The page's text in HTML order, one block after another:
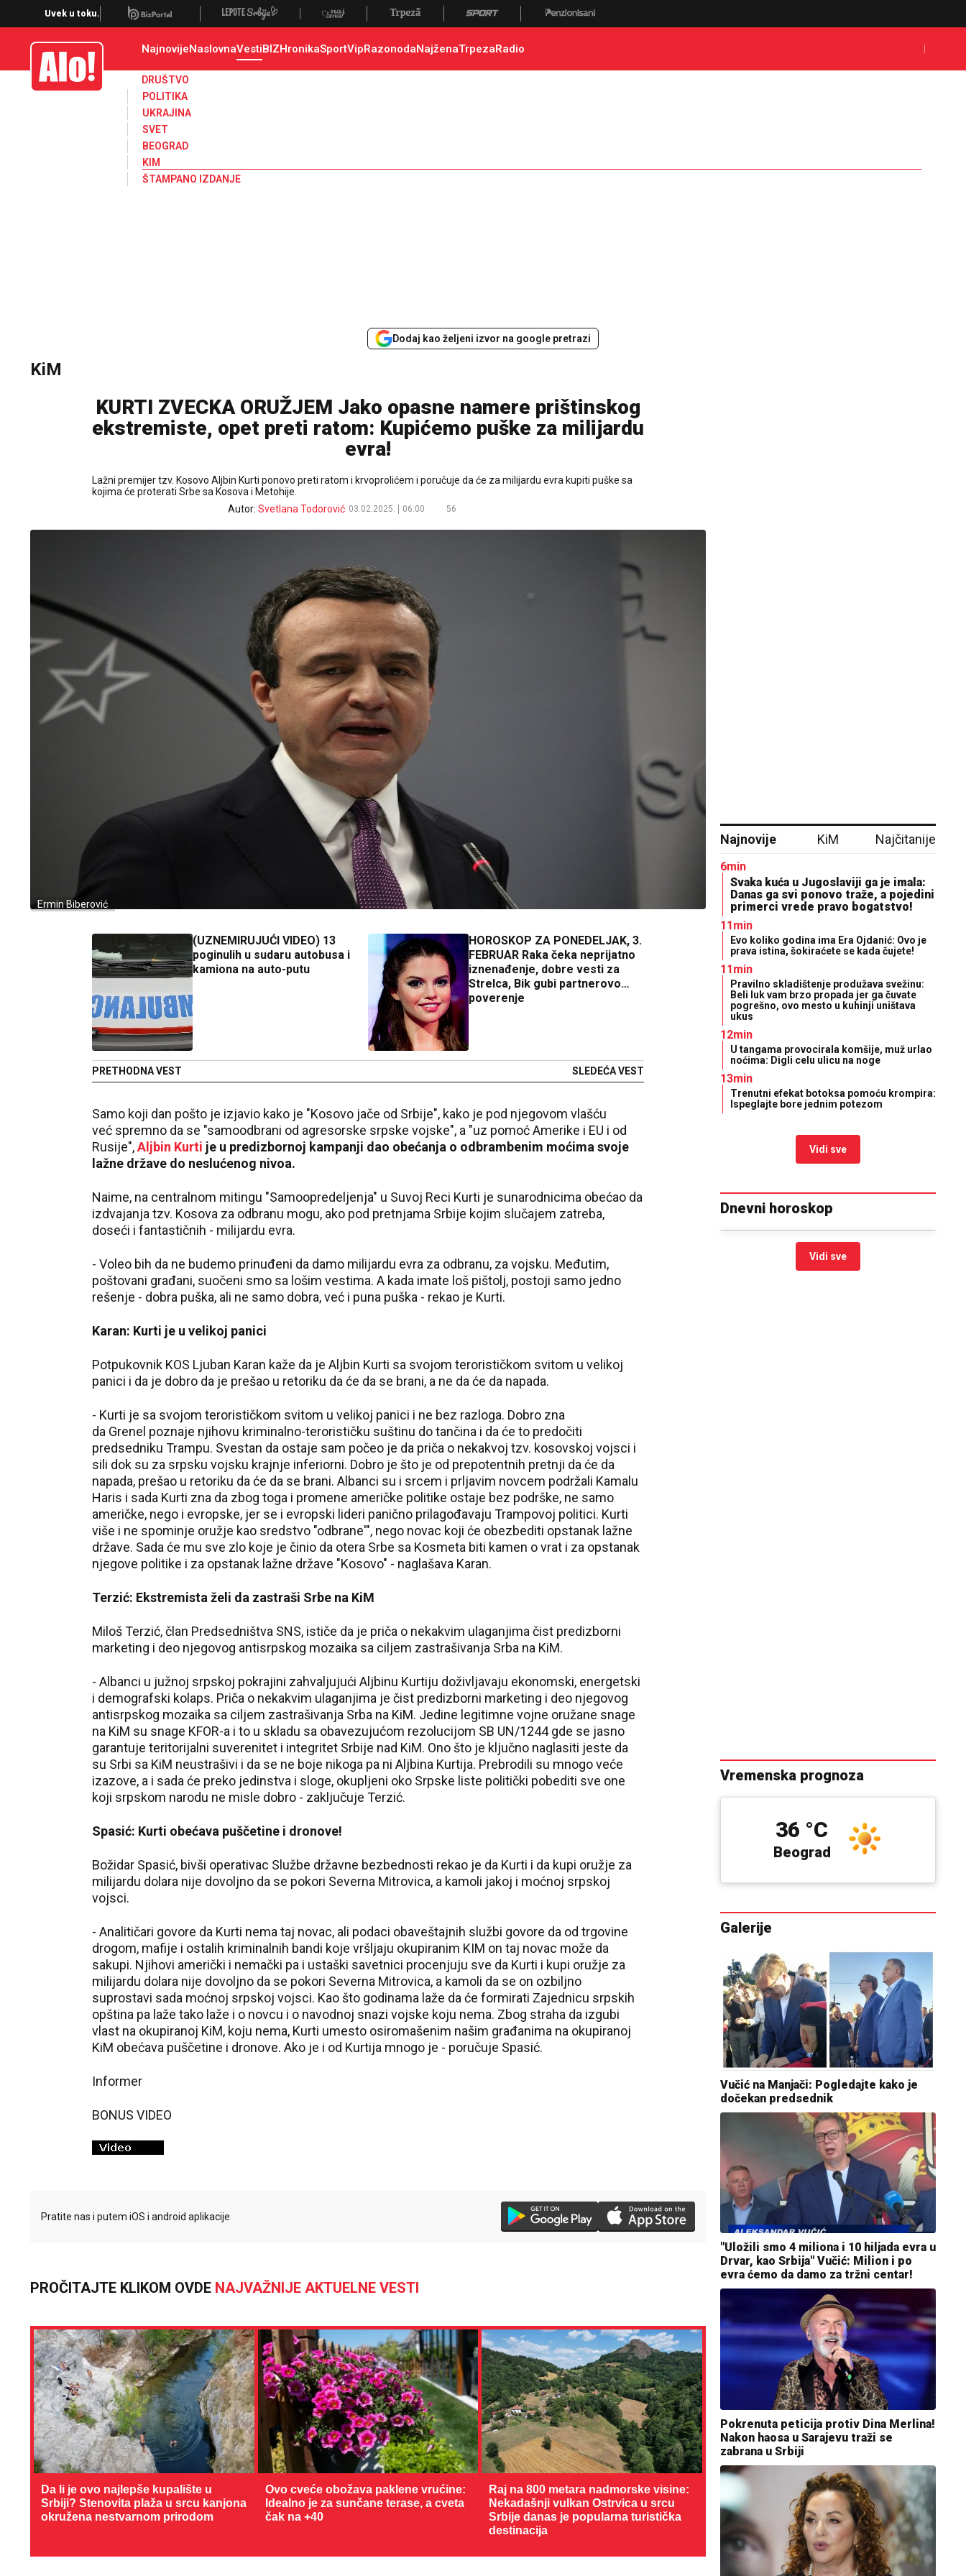
Kosovo i Metohija, KiM, kosovo, srbi na kosovu, priština, albanci, zajednica srpskih opština, sever kosova, jug kosova, ibar
Uvek u toku.
Alo NajnovijeNaslovnaVestiBIZHronikaSportVipRazonodaNajženaTrpezaRadio
DRUŠTVO
POLITIKA
UKRAJINA
SVET
BEOGRAD
KIM
ŠTAMPANO IZDANJE
Dodaj kao željeni izvor na google pretrazi
KiM
KURTI ZVECKA ORUŽJEM Jako opasne namere prištinskog
ekstremiste, opet preti ratom: Kupićemo puške za milijardu
evra!
Lažni premijer tzv. Kosovo Aljbin Kurti ponovo preti ratom i krvoprolićem i poručuje da će za milijardu evra kupiti puške sa
kojima će proterati Srbe sa Kosova i Metohije.
Autor: Svetlana Todorović 03.02.2025. 06:00 56
Ermin Biberović
(UZNEMIRUJUĆI VIDEO) 13
poginulih u sudaru autobusa i
kamiona na auto-putu
PRETHODNA VEST
HOROSKOP ZA PONEDELJAK, 3.
FEBRUAR Raka čeka neprijatno
iznenađenje, dobre vesti za
Strelca, Bik gubi partnerovo
poverenje
SLEDEĆA VEST
Samo koji dan pošto je izjavio kako je "Kosovo jače od Srbije", kako je pod njegovom vlašću
već spremno da se "samoodbrani od agresorske srpske vojske", a "uz pomoć Amerike i EU i od
Rusije",Aljbin Kurti je u predizbornoj kampanji dao obećanja o odbrambenim moćima svoje
lažne države do neslućenog nivoa.
Naime, na centralnom mitingu "Samoopredeljenja" u Suvoj Reci Kurti je sunarodnicima obećao da
izdvajanja tzv. Kosova za odbranu mogu, ako pod pretnjama Srbije kojim slučajem zatreba,
doseći i fantastičnih - milijardu evra.
- Voleo bih da ne budemo prinuđeni da damo milijardu evra za odbranu, za vojsku. Međutim,
poštovani građani, suočeni smo sa lošim vestima. A kada imate loš pištolj, postoji samo jedno
rešenje - dobra puška, ali ne samo dobra, već i puna puška - rekao je Kurti.
Karan: Kurti je u velikoj panici
Potpukovnik KOS Ljuban Karan kaže da je Aljbin Kurti sa svojom terorističkom svitom u velikoj
panici i da je dobro da je prešao u retoriku da će da se brani, a ne da će da napada.
- Kurti je sa svojom terorističkom svitom u velikoj panici i ne bez razloga. Dobro zna
da Grenel poznaje njihovu kriminalno-terorističku suštinu do tančina i da će to predočiti
predsedniku Trampu. Svestan da ostaje sam počeo je da priča o nekakvoj tzv. kosovskoj vojsci i
sili dok su za srpsku vojsku krajnje inferiorni. Dobro je što je od prepotentnih pretnji da će da
napada, prešao u retoriku da će da se brani. Albanci su i srcem i prljavim novcem podržali Kamalu
Haris i sada Kurti zna da zbog toga i promene američke politike ostaje bez podrške, ne samo
američke, nego i evropske, jer se i evropski lideri panično prilagođavaju Trampovoj politici. Kurti
više i ne spominje oružje kao sredstvo "odbrane'", nego novac koji će obezbediti opstanak lažne
države. Sada će mu sve zlo koje je činio da otera Srbe sa Kosmeta biti kamen o vrat i za opstanak
njegove politike i za opstanak lažne države "Kosovo" - naglašava Karan.
Terzić: Ekstremista želi da zastraši Srbe na KiM
Miloš Terzić, član Predsedništva SNS, ističe da je priča o nekakvim ulaganjima čist predizborni
marketing i deo njegovog antisrpskog mozaika sa ciljem zastrašivanja Srba na KiM.
- Albanci u južnoj srpskoj pokrajini zahvaljujući Aljbinu Kurtiju doživljavaju ekonomski, energetski
i demografski kolaps. Priča o nekakvim ulaganjima je čist predizborni marketing i deo njegovog
antisrpskog mozaika sa ciljem zastrašivanja Srba na KiM. Jedine legitimne vojne oružane snage
na KiM su snage KFOR-a i to u skladu sa obavezujućom rezolucijom SB UN/1244 gde se jasno
garantuje teritorijalni suverenitet i integritet Srbije nad KiM. Ono što je ključno naglasiti jeste da
su Srbi sa KiM neustrašivi i da se ne boje nikoga pa ni Aljbina Kurtija. Prebrodili su mnogo veće
izazove, a i sada će preko jedinstva i sloge, okupljeni oko Srpske liste politički pobediti sve one
koji srpskom narodu ne misle dobro - zaključuje Terzić.
Spasić: Kurti obećava puščetine i dronove!
Božidar Spasić, bivši operativac Službe državne bezbednosti rekao je da Kurti i da kupi oružje za
milijardu dolara nije dovoljno da se pokori Severna Mitrovica, a kamoli jakoj i moćnoj srpskoj
vojsci.
- Analitičari govore da Kurti nema taj novac, ali podaci obaveštajnih službi govore da od trgovine
drogom, mafije i ostalih kriminalnih bandi koje vršljaju okupiranim KIM on taj novac može da
sakupi. Njihovi američki i nemački pa i ustaški savetnici procenjuju sve da Kurti i kupi oružje za
milijardu dolara nije dovoljno da se pokori Severna Mitrovica, a kamoli da se on ozbiljno
suprostavi sada moćnoj srpskoj vojsci. Kao što godinama laže da će formirati Zajednicu srpskih
opština pa laže tako laže i o novcu i o navodnoj snazi vojske koju nema. Zbog straha da izgubi
vlast na okupiranoj KiM, koju nema, Kurti umesto osiromašenim našim građanima na okupiranoj
KiM obećava puščetine i dronove. Ako je i od Kurtija mnogo je - poručuje Spasić.
Informer
BONUS VIDEO
Pratite nas i putem iOS i android aplikacije
PROČITAJTE KLIKOM OVDE NAJVAŽNIJE AKTUELNE VESTI
Da li je ovo najlepše kupalište u
Srbiji? Stenovita plaža u srcu kanjona
okružena nestvarnom prirodom
Ovo cveće obožava paklene vrućine:
Idealno je za sunčane terase, a cveta
čak na +40
Raj na 800 metara nadmorske visine:
Nekadašnji vulkan Ostrvica u srcu
Srbije danas je popularna turistička
destinacija
Najnovije KiM Najčitanije
6min
Svaka kuća u Jugoslaviji ga je imala:
Danas ga svi ponovo traže, a pojedini
primerci vrede pravo bogatstvo!
11min
Evo koliko godina ima Era Ojdanić: Ovo je
prava istina, šokiraćete se kada čujete!
11min
Pravilno skladištenje produžava svežinu:
Beli luk vam brzo propada jer ga čuvate
pogrešno, ovo mesto u kuhinji uništava
ukus
12min
U tangama provocirala komšije, muž urlao
noćima: Digli celu ulicu na noge
13min
Trenutni efekat botoksa pomoću krompira:
Ispeglajte bore jednim potezom
Vidi sve
Dnevni horoskop
Vidi sve
Vremenska prognoza
Beograd
36 °C
Galerije
Vučić na Manjači: Pogledajte kako je
dočekan predsednik
"Uložili smo 4 miliona i 10 hiljada evra u
Drvar, kao Srbija" Vučić: Milion i po
evra ćemo da damo za tržni centar!
Pokrenuta peticija protiv Dina Merlina!
Nakon haosa u Sarajevu traži se
zabrana u Srbiji